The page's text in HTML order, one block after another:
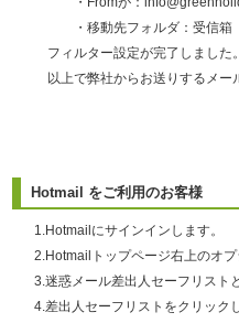
・移動先フォルダ：受信箱
フィルター設定が完了しました。
以上で弊社からお送りするメー
Hotmail をご利用のお客様
1.Hotmailにサインインします。
2.Hotmailトップページ右上のオ
3.迷惑メール差出人セーフリスト
4.差出人セーフリストをクリック